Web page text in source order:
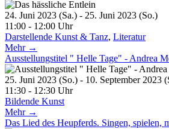
24. Juni 2023 (Sa.) - 25. Juni 2023 (So.)
11:00 - 12:00 Uhr
Darstellende Kunst & Tanz, Literatur
Mehr →
Ausstellungstitel " Helle Tage" - Andrea
25. Juni 2023 (So.) - 10. September 2023
11:30 - 12:30 Uhr
Bildende Kunst
Mehr →
Das Lied des Heupferds. Singen, spielen,